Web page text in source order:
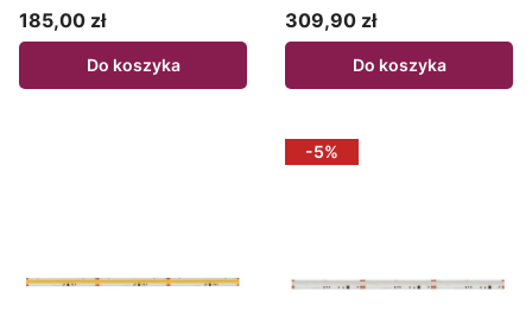
Cena
185,00 zł
Do koszyka
Cena
309,90 zł
Do koszyka
-5%